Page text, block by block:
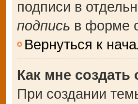
подписи в
подпись в форме
Вернуться к
Как мне создать
При создании